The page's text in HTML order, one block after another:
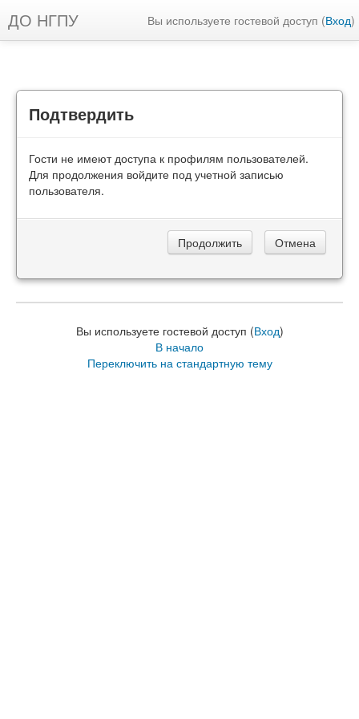
ДО НГПУ Вы используете гостевой доступ (Вход)
Подтвердить
Гости не имеют доступа к профилям пользователей.
Для продолжения войдите под учетной записью
пользователя.
Вы используете гостевой доступ (Вход)
В начало
Переключить на стандартную тему